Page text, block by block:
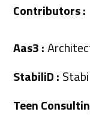
Contributors :
Aas3 :
StabiliD :
Teen